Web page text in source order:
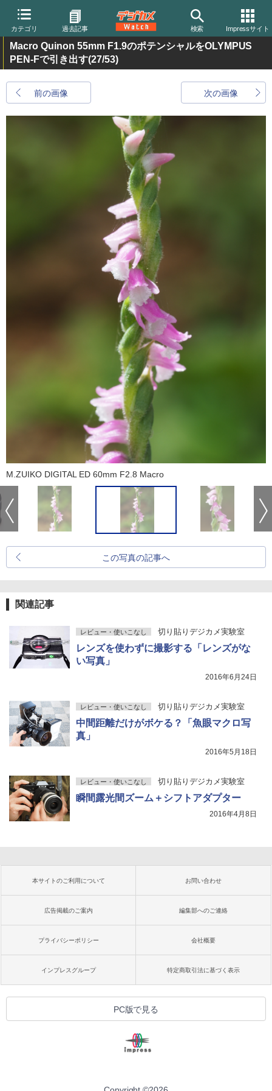
カテゴリ 過去記事 検索 Impressサイト
Macro Quinon 55mm F1.9のポテンシャルをOLYMPUS
PEN-Fで引き出す(27/53)
前の画像 次の画像
M.ZUIKO DIGITAL ED 60mm F2.8 Macro
この写真の記事へ
関連記事
レビュー・使いこなし 切り貼りデジカメ実験室
レンズを使わずに撮影する「レンズがな
い写真」
2016年6月24日
レビュー・使いこなし 切り貼りデジカメ実験室
中間距離だけがボケる？「魚眼マクロ写
真」
2016年5月18日
レビュー・使いこなし 切り貼りデジカメ実験室
瞬間露光間ズーム＋シフトアダプター
2016年4月8日
本サイトのご利用について お問い合わせ
広告掲載のご案内 編集部へのご連絡
プライバシーポリシー 会社概要
インプレスグループ 特定商取引法に基づく表示
PC版で見る